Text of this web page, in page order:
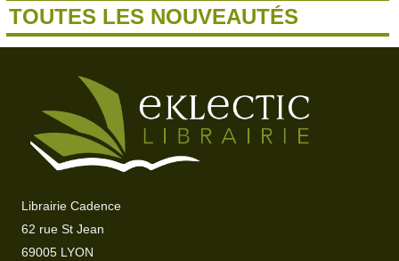
TOUTES LES NOUVEAUTÉS
Librairie Cadence
62 rue St Jean
69005 LYON